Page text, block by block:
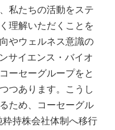
私たちの活動をステ
理解いただくことを
やウェルネス意識の
サイエンス・バイオ
ーセーグループをと
つあります。こうし
ため、コーセーグル
持株会社体制へ移行